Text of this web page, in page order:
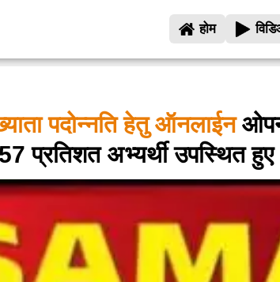
होम
पदोन्नति हेतु ऑनलाईन
प्रतिशत अभ्यर्थी उपस्थित हुए